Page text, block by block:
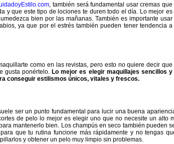
, también será fundamental usar cremas que
y que este tipo de lociones te duren todo el día. Lo mejor es
bien por las mañanas. También es importante usar
ya que por el estrés también pueden tener tendencia a
como en las revistas, pero esto no quiere decir que
gusta ponértelo. Lo mejor es elegir maquillajes sencillos y
conseguir estilismos únicos, vitales y frescos.
ser un punto fundamental para lucir una buena
de pelo lo mejor es elegir uno que no necesite un alto
mantenerlo bien. Los champús en seco también pueden
que tu rutina funcione más rápidamente y no tengas
y obtener un pelo muy limpio sin problemas.